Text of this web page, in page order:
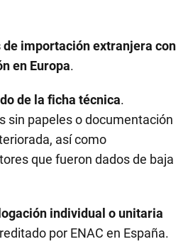
importación extranjera con
en Europa.
de la ficha técnica.
sin papeles o documentación
así como
que fueron dados de baja
individual o unitaria
por ENAC en España.